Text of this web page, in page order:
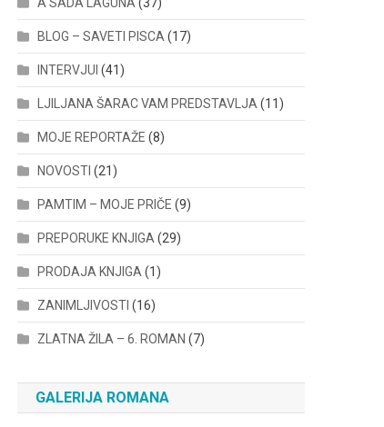
BLOG – SAVETI PISCA (17)
INTERVJUI (41)
LJILJANA ŠARAC VAM PREDSTAVLJA (11)
MOJE REPORTAŽE (8)
NOVOSTI (21)
PAMTIM – MOJE PRIČE (9)
PREPORUKE KNJIGA (29)
PRODAJA KNJIGA (1)
ZANIMLJIVOSTI (16)
ZLATNA ŽILA – 6. ROMAN (7)
GALERIJA ROMANA